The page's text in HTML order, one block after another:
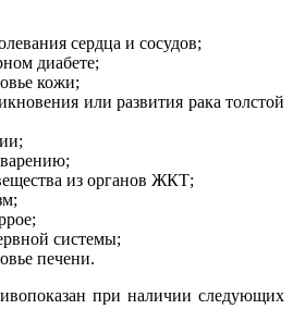
сердца и сосудов;
диабете;
кожи;
или развития рака толстой
из органов ЖКТ;
системы;
печени.
при наличии следующих